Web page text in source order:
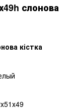
слонова
кістка